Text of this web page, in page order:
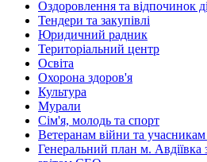
Оздоровлення та відпочинок
Тендери та закупівлі
Юридичний радник
Територіальний центр
Освіта
Охорона здоров'я
Культура
Мурали
Сім'я, молодь та спорт
Ветеранам війни та
Генеральний план м. Авдіївка